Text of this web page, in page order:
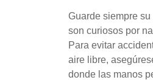
Guarde siempre
son curiosos por
Para evitar
aire libre,
donde las manos